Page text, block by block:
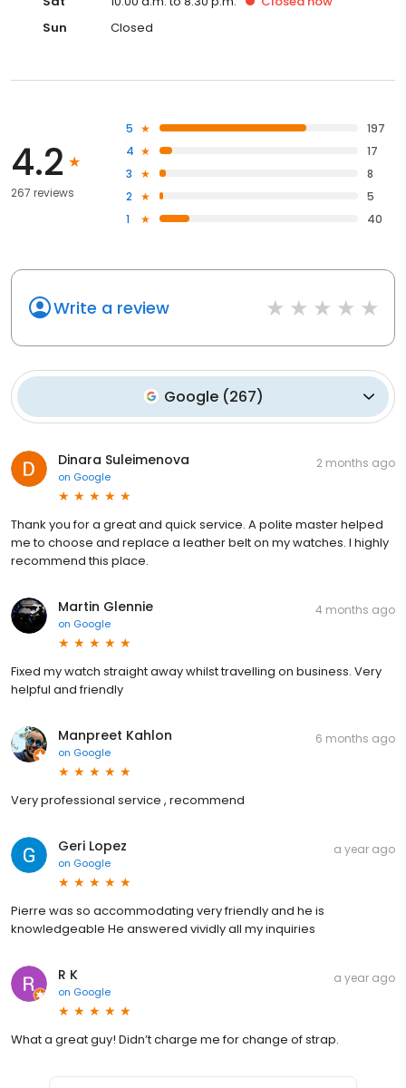
Sun
Closed
4.2
267 reviews
5
197
4
17
3
8
2
5
1
40
Write a review
Google (267)
Dinara Suleimenova
on Google
2 months ago
Thank you for a great and quick service. A polite master helped
me to choose and replace a leather belt on my watches. I highly
recommend this place.
Martin Glennie
on Google
4 months ago
Fixed my watch straight away whilst travelling on business. Very
helpful and friendly
Manpreet Kahlon
on Google
6 months ago
Very professional service , recommend
Geri Lopez
on Google
a year ago
Pierre was so accommodating very friendly and he is
knowledgeable He answered vividly all my inquiries
R K
on Google
a year ago
What a great guy! Didn’t charge me for change of strap.